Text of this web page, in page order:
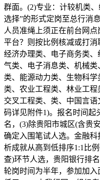
群面。(2)专业：计较机类
选择”的形式定岗至总行消
人员准绳上须正在前台网
平台？则按比例核减或打
经济办理类、电子商务类
气类、电子消息类、机械
类、能源动力类、生物科
类、农业工程类、林业工程
交叉工程类、类、中国言
码详见附件1)。报名时间起
名，(3)除贵阳市城区(含贵
确定入围笔试人选。金融
析成就从高到低排序1:1比
查)环节人选，贵阳银行排
轮岗时间为半年，参加加